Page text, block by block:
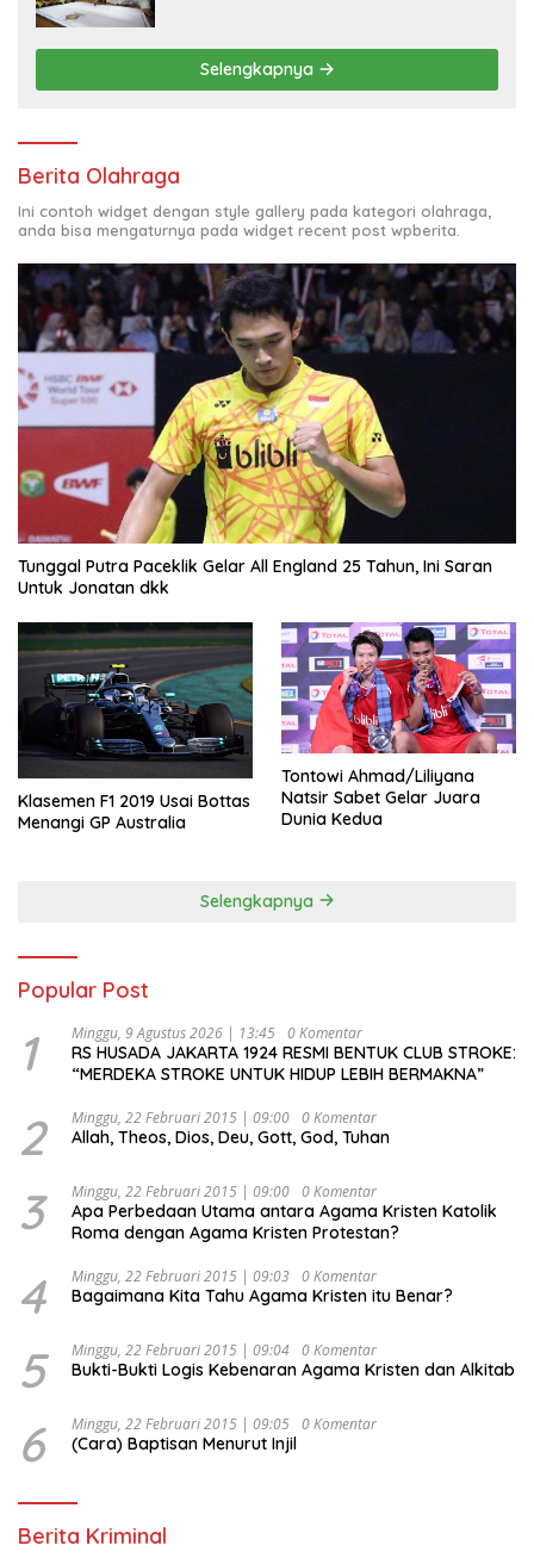
Selengkapnya
Berita Olahraga
Ini contoh widget dengan style gallery pada kategori olahraga,
anda bisa mengaturnya pada widget recent post wpberita.
Tunggal Putra Paceklik Gelar All England 25 Tahun, Ini Saran
Untuk Jonatan dkk
Klasemen F1 2019 Usai Bottas
Menangi GP Australia
Tontowi Ahmad/Liliyana
Natsir Sabet Gelar Juara
Dunia Kedua
Selengkapnya
Popular Post
1 Minggu, 9 Agustus 2026 | 13:45 0 Komentar
RS HUSADA JAKARTA 1924 RESMI BENTUK CLUB STROKE:
“MERDEKA STROKE UNTUK HIDUP LEBIH BERMAKNA”
2 Minggu, 22 Februari 2015 | 09:00 0 Komentar
Allah, Theos, Dios, Deu, Gott, God, Tuhan
3 Minggu, 22 Februari 2015 | 09:00 0 Komentar
Apa Perbedaan Utama antara Agama Kristen Katolik
Roma dengan Agama Kristen Protestan?
4 Minggu, 22 Februari 2015 | 09:03 0 Komentar
Bagaimana Kita Tahu Agama Kristen itu Benar?
5 Minggu, 22 Februari 2015 | 09:04 0 Komentar
Bukti-Bukti Logis Kebenaran Agama Kristen dan Alkitab
6 Minggu, 22 Februari 2015 | 09:05 0 Komentar
(Cara) Baptisan Menurut Injil
Berita Kriminal